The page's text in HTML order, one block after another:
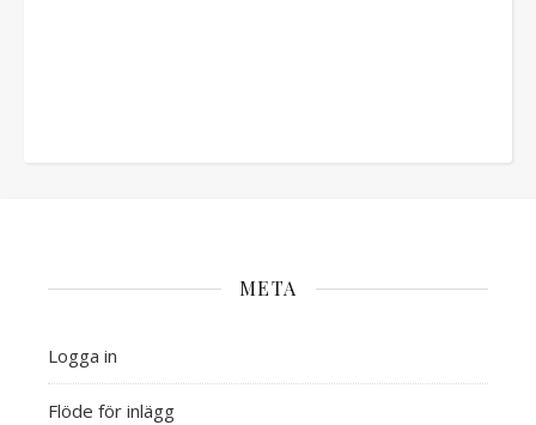
META
Logga in
Flöde för inlägg